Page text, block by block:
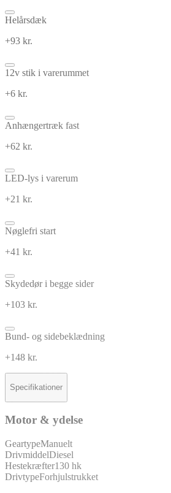
Helårsdæk
+93 kr.
12v stik i varerummet
+6 kr.
Anhængertræk fast
+62 kr.
LED-lys i varerum
+21 kr.
Nøglefri start
+41 kr.
Skydedør i begge sider
+103 kr.
Bund- og sidebeklædning
+148 kr.
Specifikationer
Motor & ydelse
GeartypeManuelt
DrivmiddelDiesel
Hestekræfter130 hk
DrivtypeForhjulstrukket